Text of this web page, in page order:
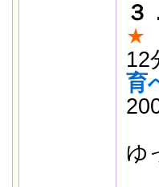
３
★
12
育
ゆ